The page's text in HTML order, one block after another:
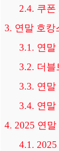
2.4. 쿠폰
3. 연말 호캉
3.1. 연말
3.2. 더블
3.3. 연말
3.4. 연말
4. 2025 연
4.1.